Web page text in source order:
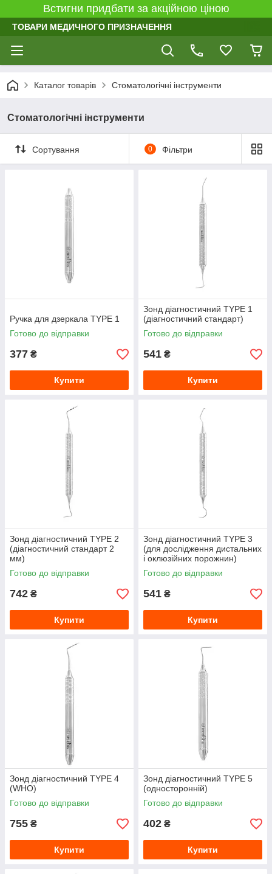
Встигни придбати за акційною ціною
ТОВАРИ МЕДИЧНОГО ПРИЗНАЧЕННЯ
Каталог товарів Стоматологічні інструменти
Стоматологічні інструменти
Сортування 0 Фільтри
Ручка для дзеркала TYPE 1
Готово до відправки
377 ₴
Купити
Зонд діагностичний TYPE 1
(діагностичний стандарт)
Готово до відправки
541 ₴
Купити
Зонд діагностичний TYPE 2
(діагностичний стандарт 2
мм)
Готово до відправки
742 ₴
Купити
Зонд діагностичний TYPE 3
(для дослідження дистальних
і оклюзійних порожнин)
Готово до відправки
541 ₴
Купити
Зонд діагностичний TYPE 4
(WHO)
Готово до відправки
755 ₴
Купити
Зонд діагностичний TYPE 5
(односторонній)
Готово до відправки
402 ₴
Купити